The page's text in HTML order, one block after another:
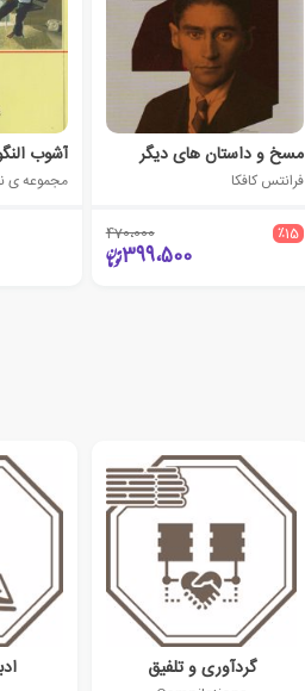
مسخ و داستان های دیگر
فرانتس کافکا
٪15 470،000
399،500
آشوب
مجموعه ی
گردآوری و تلفیق